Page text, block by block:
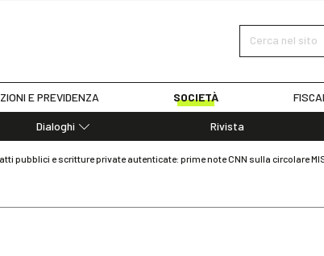
Cerca nel sito
E PREVIDENZA SOCIETÀ
Dialoghi
Rivista
pubblici e scritture private autenticate: prime note CNN sulla circolare